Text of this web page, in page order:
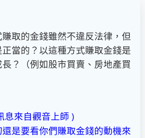
取的金錢雖然不違反法律，但
當的？以這種方式賺取金錢是
？（例如股市買賣、房地產買
息來自觀音上師 )
是要看你們賺取金錢的動機來